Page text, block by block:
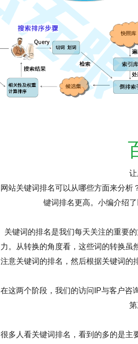
网站关键词排名可以从哪些方面来分
键词排名更高。小编介绍
关键词的排名是我们每天关注的重要
力。从转换的角度看，这些词的转换虽
注意关键词的排名，然后根据关键词的
在这两个阶段，我们的访问IP与客户咨
很多人看关键词排名，看到的多的是主